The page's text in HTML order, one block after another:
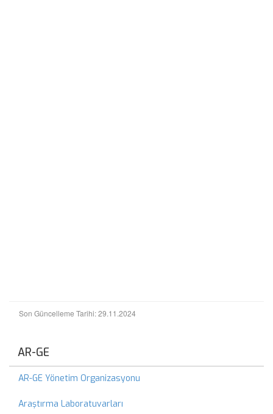
Son Güncelleme Tarihi: 29.11.2024
AR-GE
AR-GE Yönetim Organizasyonu
Araştırma Laboratuvarları